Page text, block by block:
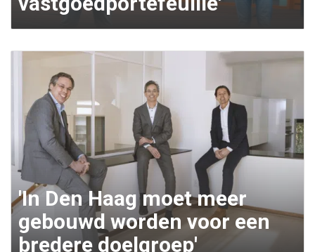
'In Den Haag moet meer
gebouwd worden voor een
bredere doelgroep'